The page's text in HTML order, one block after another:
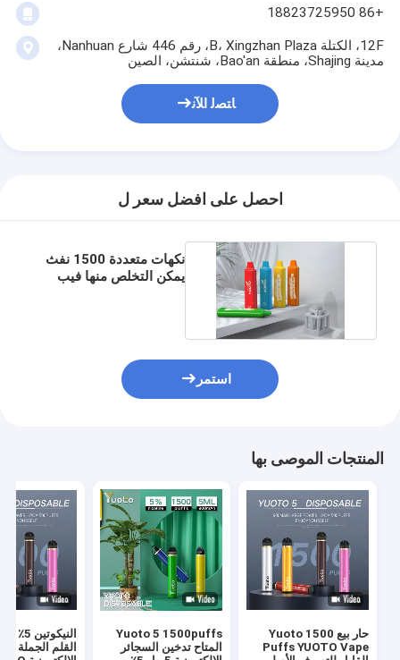
+86 18823725950
12F، الكتلة B، Xingzhan Plaza، رقم 446 شارع Nanhuan،
مدينة Shajing، منطقة Bao'an، شنتشن، الصين
ﺎﺘﺼﻟ ﺍﻶﻧ
احصل على افضل سعر ل
نكهات متعددة 1500 نفث
يمكن التخلص منها فيب
استمر
المنتجات الموصى بها
حار بيع Yuoto 1500
Puffs YUOTO Vape
Yuoto 5 1500puffs
المتاح تدخين السجائر
القلم الجملة